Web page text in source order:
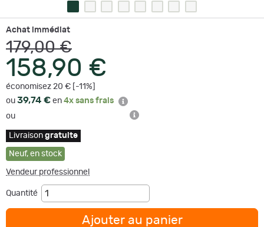
Achat immédiat
179,00 €
158,90 €
économisez 20 € [-11%]
ou 39,74 € en 4x sans frais
ou
Livraison gratuite
Neuf, en stock
Vendeur professionnel
Quantité
Ajouter au panier